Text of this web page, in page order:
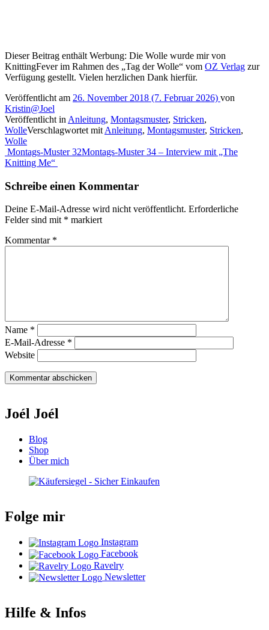
Dieser Beitrag enthält Werbung: Die Wolle wurde mir von
KnittingFever im Rahmen des „Tag der Wolle“ vom OZ Verlag zur
Verfügung gestellt. Vielen herzlichen Dank hierfür.
Veröffentlicht am 26. November 2018 (7. Februar 2026) von
Kristin@Joel
Veröffentlicht in Anleitung, Montagsmuster, Stricken,
WolleVerschlagwortet mit Anleitung, Montagsmuster, Stricken,
Wolle
Beitragsnavigation
Montags-Muster 32Montags-Muster 34 – Interview mit „The
Knitting Me“
Schreibe einen Kommentar
Deine E-Mail-Adresse wird nicht veröffentlicht. Erforderliche
Felder sind mit * markiert
Kommentar *
Name *
E-Mail-Adresse *
Website
Joél Joél
Blog
Shop
Über mich
Folge mir
Instagram
Facebook
Ravelry
Newsletter
Hilfe & Infos